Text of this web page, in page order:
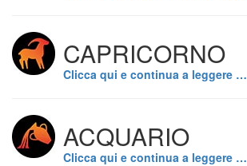
CAPRICORNO
Clicca qui e continua a leggere …
ACQUARIO
Clicca qui e continua a leggere …